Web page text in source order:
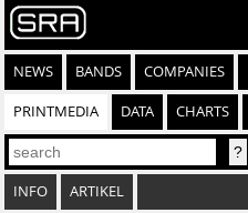
NEWS BANDS COMPANIES
PRINTMEDIA DATA CHARTS
INFO ARTIKEL